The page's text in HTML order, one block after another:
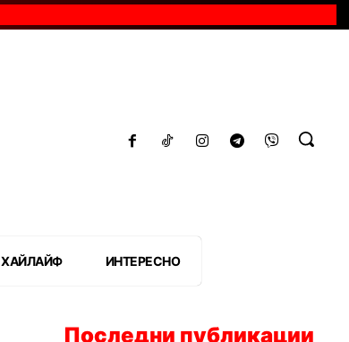
ХАЙЛАЙФ ИНТЕРЕСНО
Последни публикации